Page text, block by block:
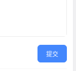
提交